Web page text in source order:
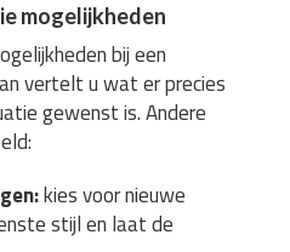
mogelijkheden
bij een
vertelt u wat er precies
gewenst is. Andere
kies voor nieuwe
stijl en laat de